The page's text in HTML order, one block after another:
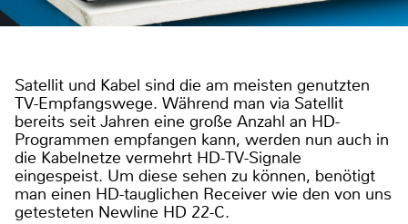
Satellit und Kabel sind die am meisten genutzten
TV-Empfangswege. Während man via Satellit
bereits seit Jahren eine große Anzahl an HD-
Programmen empfangen kann, werden nun auch in
die Kabelnetze vermehrt HD-TV-Signale
eingespeist. Um diese sehen zu können, benötigt
man einen HD-tauglichen Receiver wie den von uns
getesteten Newline HD 22-C.